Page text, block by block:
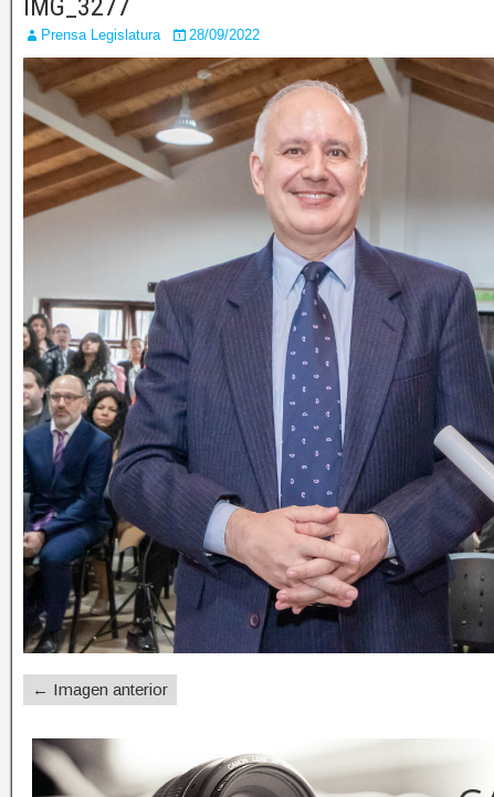
IMG_3277
Prensa Legislatura 28/09/2022
← Imagen anterior